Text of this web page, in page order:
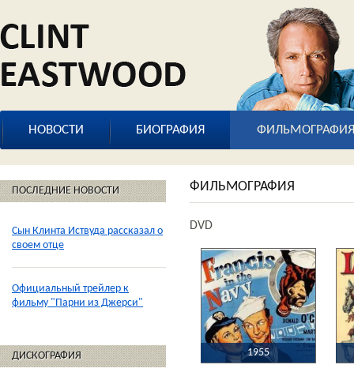
НОВОСТИ БИОГРАФИЯ ФИЛЬМОГРАФИЯ
ПОСЛЕДНИЕ НОВОСТИ
Сын Клинта Иствуда рассказал о
своем отце
Официальный трейлер к
фильму "Парни из Джерси"
ДИСКОГРАФИЯ
ФИЛЬМОГРАФИЯ
DVD
1955